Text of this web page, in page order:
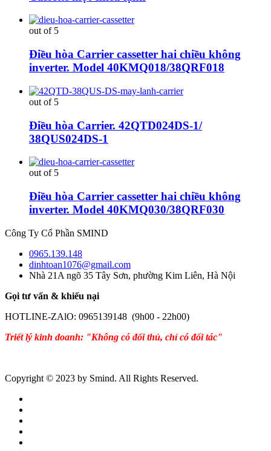
out of 5
Điều hòa Carrier cassetter hai chiều không
inverter. Model 40KMQ018/38QRF018
out of 5
Điều hòa Carrier. 42QTD024DS-1/
38QUS024DS-1
out of 5
Điều hòa Carrier cassetter hai chiều không
inverter. Model 40KMQ030/38QRF030
Công Ty Cổ Phần SMIND
0965.139.148
dinhtoan1076@gmail.com
Nhà 21A ngõ 35 Tây Sơn, phường Kim Liên, Hà Nội
Gọi tư vấn & khiếu nại
HOTLINE-ZAlO: 0965139148 (9h00 - 22h00)
Triết lý kinh doanh: "Không có đối thủ, chỉ có đối tác"
Copyright © 2023 by Smind. All Rights Reserved.